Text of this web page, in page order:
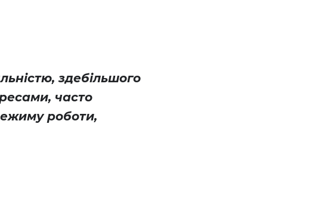
здебільшого
часто
роботи,